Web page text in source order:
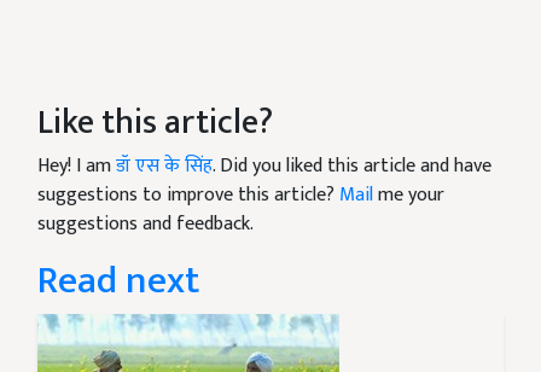
Like this article?
Hey! I amडॉ एस के सिंह. Did you liked this article and have
suggestions to improve this article? Mailme your
suggestions and feedback.
Read next